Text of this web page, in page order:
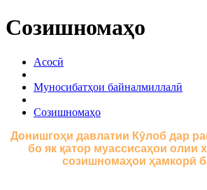
Созишномаҳо
Асосӣ
Муносибатҳои байналмиллалӣ
Созишномаҳо
Донишгоҳи давлатии Кӯлоб дар
бо як қатор муассисаҳои олии
созишномаҳои ҳамкорӣ